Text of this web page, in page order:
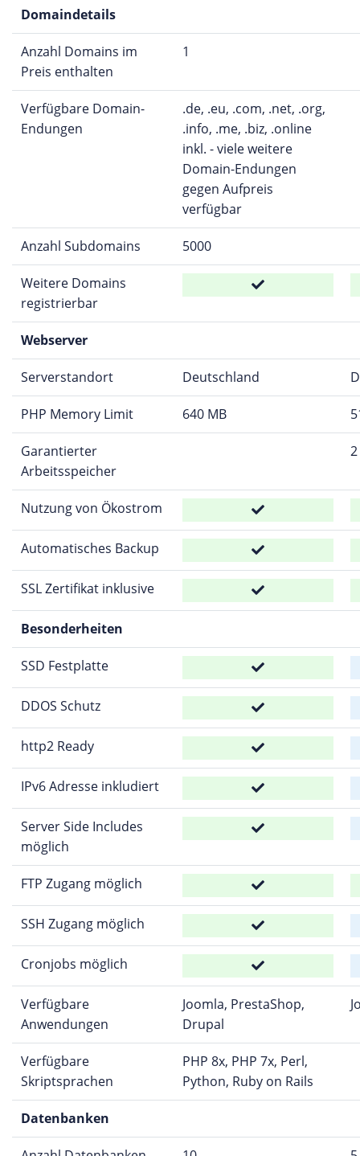
Domaindetails
Anzahl Domains im
Preis enthalten
1
Verfügbare Domain-
Endungen
.de, .eu, .com, .net, .org,
.info, .me, .biz, .online
inkl. - viele weitere
Domain-Endungen
gegen Aufpreis
verfügbar
Anzahl Subdomains 5000
Weitere Domains
registrierbar
Webserver
Serverstandort Deutschland
PHP Memory Limit 640 MB
Garantierter
Arbeitsspeicher
Nutzung von Ökostrom
Automatisches Backup
SSL Zertifikat inklusive
Besonderheiten
SSD Festplatte
DDOS Schutz
http2 Ready
IPv6 Adresse inkludiert
Server Side Includes
möglich
FTP Zugang möglich
SSH Zugang möglich
Cronjobs möglich
Verfügbare
Anwendungen
Joomla, PrestaShop,
Drupal
Verfügbare
Skriptsprachen
PHP 8x, PHP 7x, Perl,
Python, Ruby on Rails
Datenbanken